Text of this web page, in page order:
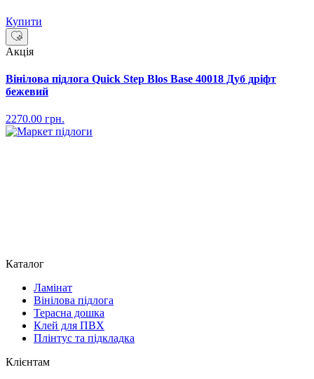
Купити
Акція
Вінілова підлога Quick Step Blos Base 40018 Дуб дріфт
бежевий
2270.00 грн.
Каталог
Ламінат
Вінілова підлога
Терасна дошка
Клей для ПВХ
Плінтус та підкладка
Клієнтам